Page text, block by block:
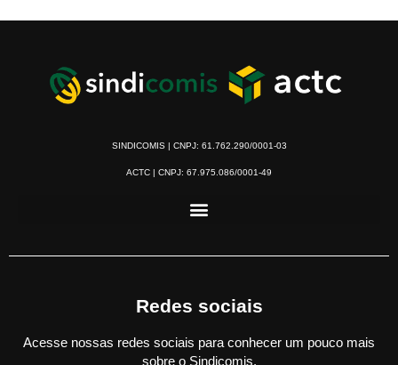
SINDICOMIS | CNPJ: 61.762.290/0001-03
ACTC | CNPJ: 67.975.086/0001-49
Redes sociais
Acesse nossas redes sociais para conhecer um pouco mais
sobre o Sindicomis.